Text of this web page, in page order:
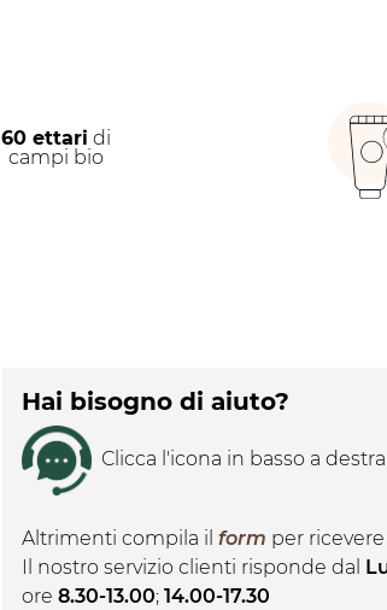
60 ettari di
campi bio
Hai bisogno di aiuto?
Clicca l'icona in basso a
Altrimenti compila il form per ricevere
Il nostro servizio clienti risponde dal
ore 8.30-13.00; 14.00-17.30